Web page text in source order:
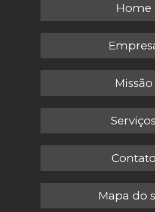
Home
Missão
Serviços
Contato
Mapa do